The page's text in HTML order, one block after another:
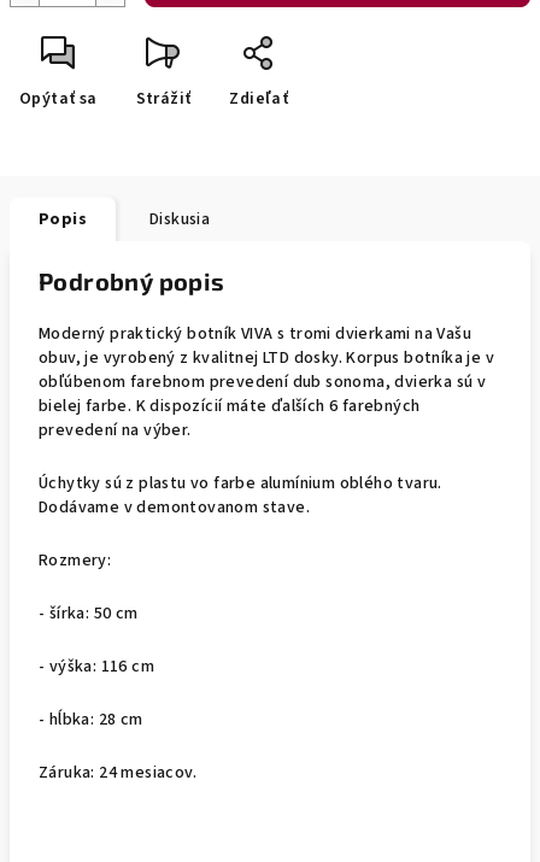
Opýtať sa Strážiť Zdieľať
Popis Diskusia
Podrobný popis
Moderný praktický botník VIVA s tromi dvierkami na Vašu
obuv, je vyrobený z kvalitnej LTD dosky. Korpus botníka je v
obľúbenom farebnom prevedení dub sonoma, dvierka sú v
bielej farbe. K dispozícií máte ďalších 6 farebných
prevedení na výber.
Úchytky sú z plastu vo farbe alumínium oblého tvaru.
Dodávame v demontovanom stave.
Rozmery:
- šírka: 50 cm
- výška: 116 cm
- hĺbka: 28 cm
Záruka: 24 mesiacov.